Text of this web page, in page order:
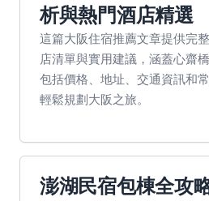
析與熱門酒店精選
這篇大阪住宿推薦文章提供完
店清單與實用建議，涵蓋心齋
包括價格、地址、交通資訊和
輕鬆規劃大阪之旅。
澎湖民宿包棟全攻